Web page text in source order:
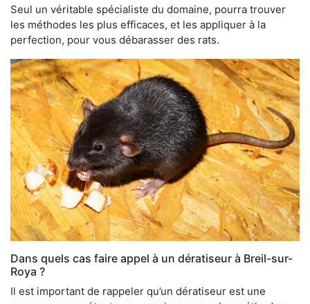
Seul un véritable spécialiste du domaine, pourra trouver
les méthodes les plus efficaces, et les appliquer à la
perfection, pour vous débarasser des rats.
Dans quels cas faire appel à un dératiseur à Breil-sur-
Roya ?
Il est important de rappeler qu’un dératiseur est une